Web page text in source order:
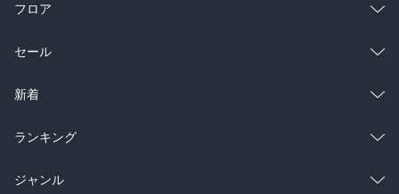
フロア
総合
ラノベ
雑誌・グラビア
BL・TL
セール
総合
ラノベ
雑誌・グラビア
新着
総合
ラノベ
ランキング
総合
ジャンル